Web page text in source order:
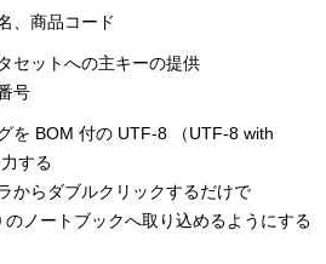
、商品コード
セットへの主キーの提供
号
を BOM 付の UTF-8 （UTF-8 with
する
からダブルクリックするだけで
のノートブックへ取り込めるようにする